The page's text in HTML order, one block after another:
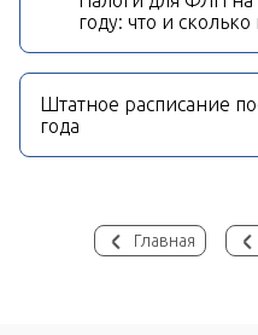
Главная
году: что и сколько
Штатное расписание
года